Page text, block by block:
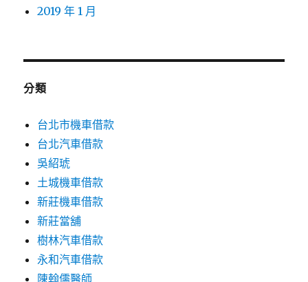
2019 年 1 月
分類
台北市機車借款
台北汽車借款
吳紹琥
土城機車借款
新莊機車借款
新莊當舖
樹林汽車借款
永和汽車借款
陳翰儒醫師